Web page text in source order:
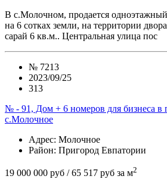
В с.Молочном, продается
на 6 сотках земли, на территории
сарай 6 кв.м.. Центральная улица пос
№ 7213
2023/09/25
313
№ - 91, Дом + 6 номеров для бизнеса в
с.Молочное
Адрес: Молочное
Район: Пригород Евпатории
19 000 000 руб / 65 517 руб за м2